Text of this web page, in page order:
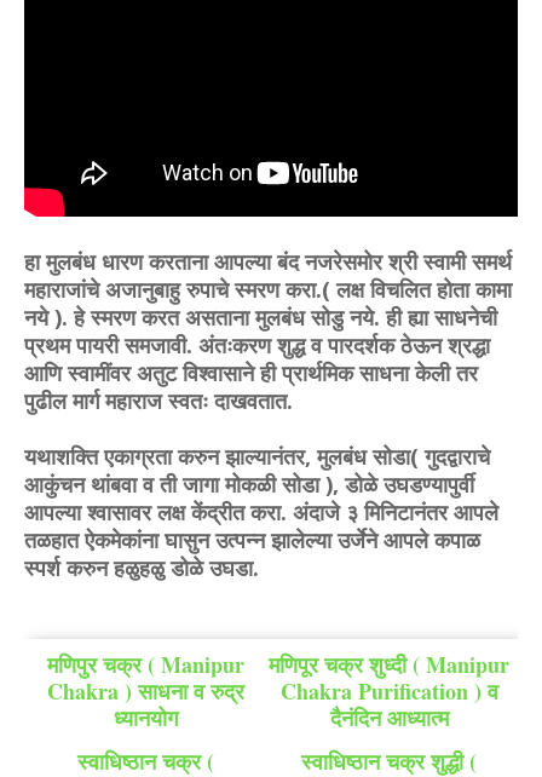
हा मुलबंध धारण करताना आपल्या बंद नजरेसमोर श्री स्वामी समर्थ
महाराजांचे अजानुबाहु रुपाचे स्मरण करा.( लक्ष विचलित होता कामा
नये ). हे स्मरण करत असताना मुलबंध सोडु नये. ही ह्या साधनेची
प्रथम पायरी समजावी. अंतःकरण शुद्ध व पारदर्शक ठेऊन श्रद्धा
आणि स्वामींवर अतुट विश्वासाने ही प्रार्थमिक साधना केली तर
पुढील मार्ग महाराज स्वतः दाखवतात.
यथाशक्ति एकाग्रता करुन झाल्यानंतर, मुलबंध सोडा( गुदद्वाराचे
आकुंचन थांबवा व ती जागा मोकळी सोडा ), डोळे उघडण्यापुर्वी
आपल्या श्वासावर लक्ष केंद्रीत करा. अंदाजे ३ मिनिटानंतर आपले
तळहात ऐकमेकांना घासुन उत्पन्न झालेल्या उर्जेने आपले कपाळ
स्पर्श करुन हळुहळु डोळे उघडा.
मणिपुर चक्र ( Manipur
Chakra ) साधना व रुद्र
ध्यानयोग
मणिपूर चक्र शुध्दी ( Manipur
Chakra Purification ) व
दैनंदिन आध्यात्म
स्वाधिष्ठान चक्र (
स्वाधिष्ठान चक्र शुद्धी (